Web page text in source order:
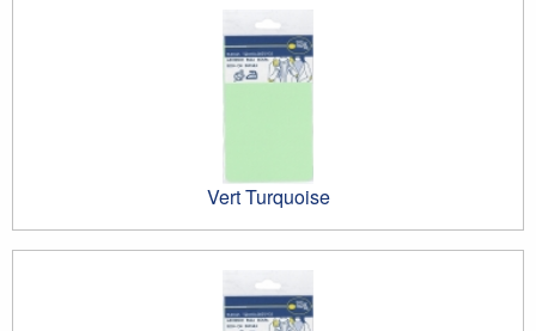
Vert Turquoise